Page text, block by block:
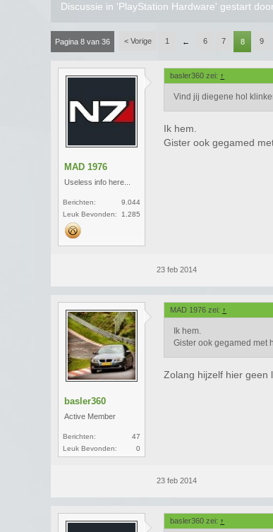
Discussie in 'PlayStation Hardware' gestart door
Pagina 8 van 36 < Vorige 1 ← 6 7 8 9
MAD 1976
Useless info here...
Berichten:
9.044
Leuk Bevonden:
1.285
basler360 zei: ↑
Vind jij diegene hol
Ik hem.
Gister ook gegamed
23 feb 2014
basler360
Active Member
Berichten:
47
Leuk Bevonden:
0
MAD 1976 zei: ↑
Ik hem.
Gister ook gegamed met
Zolang hijzelf hier geen
23 feb 2014
basler360 zei: ↑